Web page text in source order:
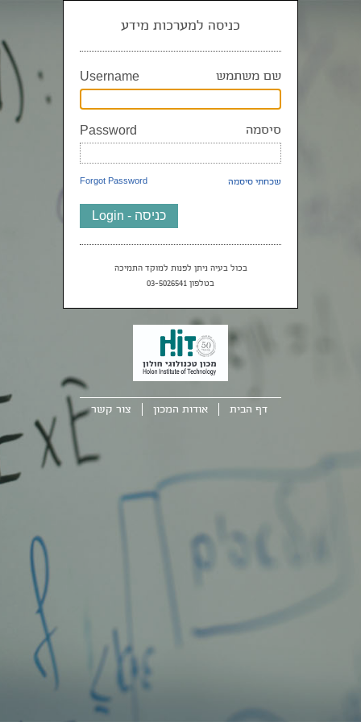
כניסה למערכות מידע
שם משתמש Username
סיסמה Password
Forgot Password שכחתי סיסמה
בכול בעיה ניתן לפנות למוקד התמיכה
בטלפון 03-5026541
דף הבית אודות המכון צור קשר